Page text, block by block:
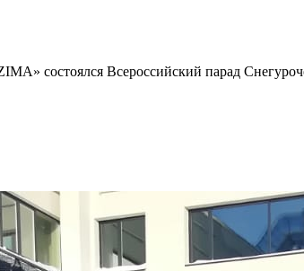
состоялся Всероссийский парад